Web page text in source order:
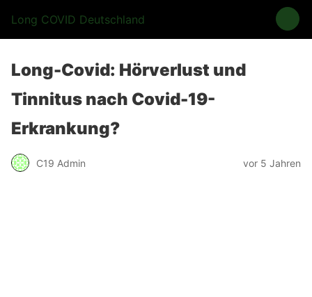
Long COVID Deutschland
Long-Covid: Hörverlust und
Tinnitus nach Covid-19-
Erkrankung?
C19 Admin vor 5 Jahren